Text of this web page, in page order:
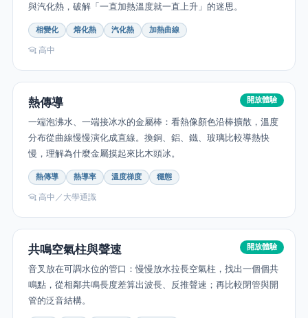
與汽化熱，破解「一直加熱溫度就一直上升」的迷思。
相變化 熔化熱 汽化熱 加熱曲線
高中
開放體驗
熱傳導
一端泡沸水、一端接冰水的金屬棒：看熱像顏色沿棒擴散，溫度
分布從曲線慢慢演化成直線。換銅、鋁、鐵、玻璃比較導熱快
慢，理解為什麼金屬摸起來比木頭冰。
熱傳導 熱導率 溫度梯度 穩態
高中／大學通識
開放體驗
共鳴空氣柱與聲速
音叉放在可調水位的管口：慢慢放水拉長空氣柱，找出一個個共
鳴點，從相鄰共鳴長度差算出波長、反推聲速；再比較閉管與開
管的泛音結構。